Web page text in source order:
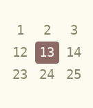
1 2 3
12
13 14
23
24 25